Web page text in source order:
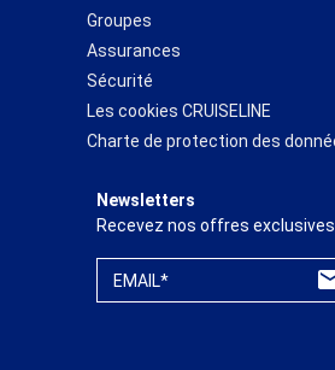
Groupes
Assurances
Sécurité
Les cookies CRUISELINE
Charte de protection des
Newsletters
Recevez nos offres exclusives
EMAIL*